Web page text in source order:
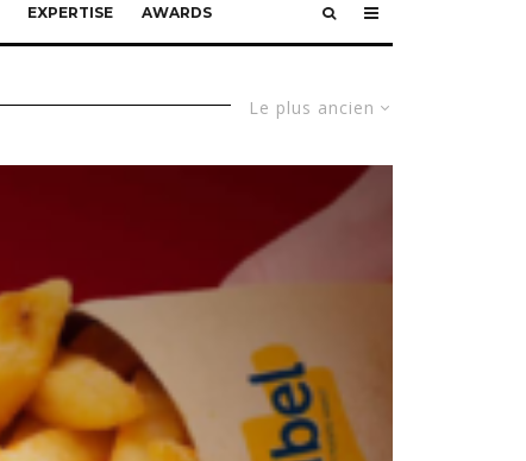
EXPERTISE AWARDS
Le plus ancien